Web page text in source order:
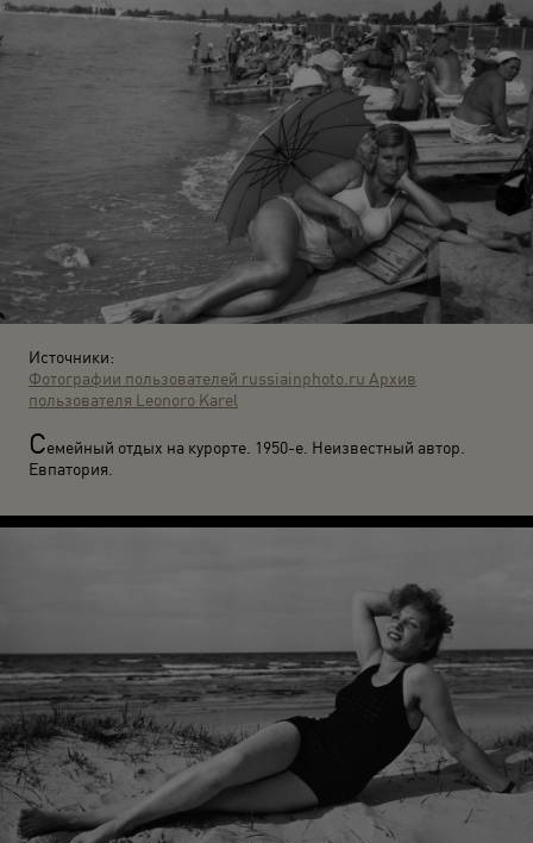
Источники:
Фотографии пользователей russiainphoto.ru Архив
пользователя Leonoro Karel
Семейный отдых на курорте. 1950-е. Неизвестный автор.
Евпатория.